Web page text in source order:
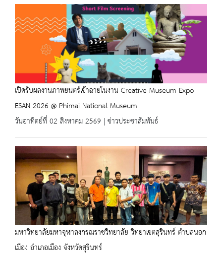
เปิดรับผลงานภาพยนตร์เข้าฉายในงาน Creative Museum Expo
ESAN 2026 @ Phimai National Museum
วันอาทิตย์ที่ 02 สิงหาคม 2569 | ข่าวประชาสัมพันธ์
มหาวิทยาลัยมหาจุฬาลงกรณราชวิทยาลัย วิทยาเขตสุรินทร์ ตำบลนอก
เมือง อำเภอเมือง จังหวัดสุรินทร์